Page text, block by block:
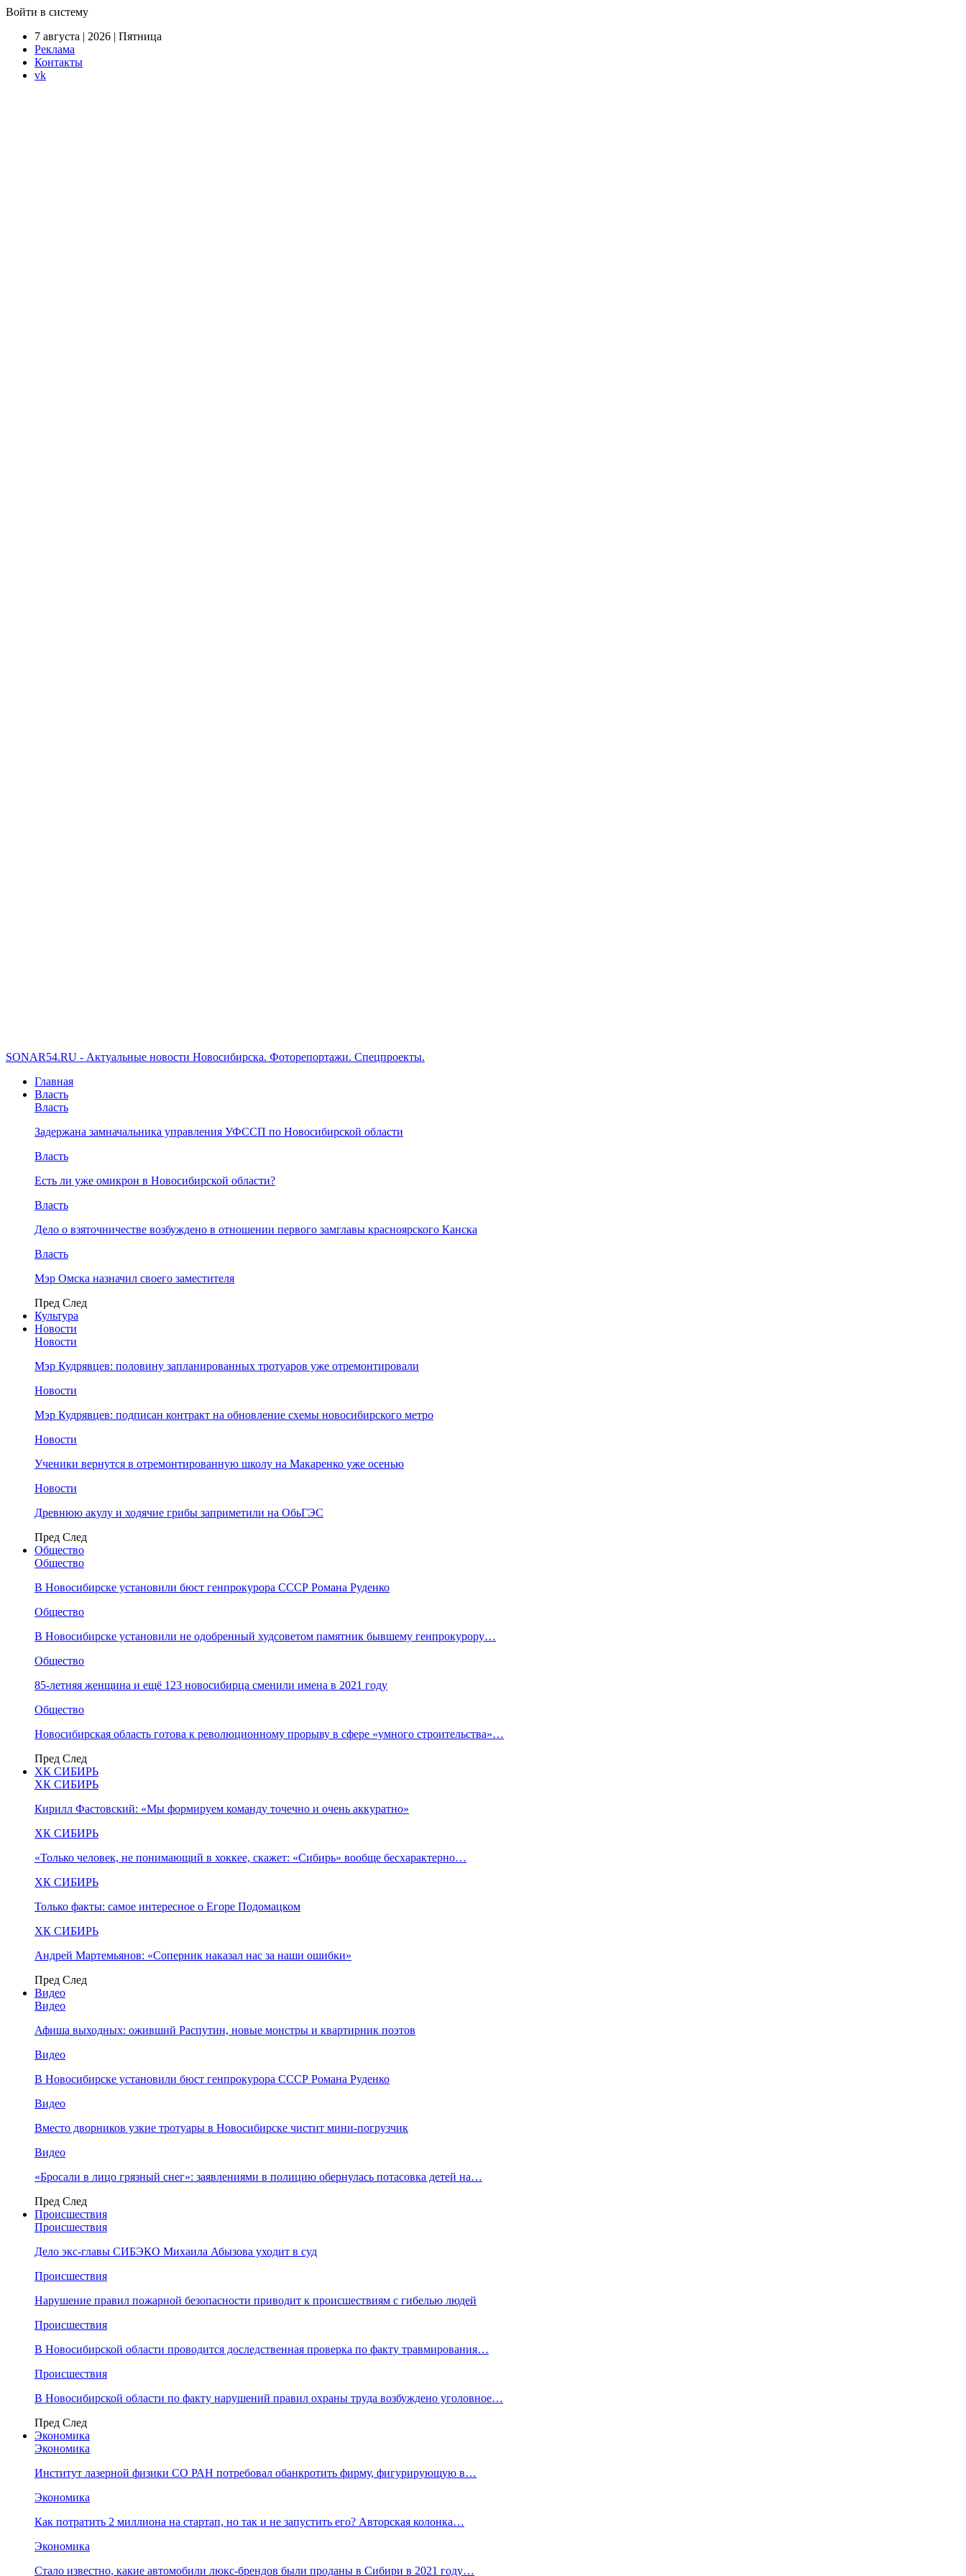
Войти в систему
7 августа | 2026 | Пятница
Реклама
Контакты
vk
SONAR54.RU - Актуальные новости Новосибирска. Фоторепортажи. Спецпроекты.
Главная
Власть
Власть
Задержана замначальника управления УФССП по Новосибирской области
Власть
Есть ли уже омикрон в Новосибирской области?
Власть
Дело о взяточничестве возбуждено в отношении первого замглавы красноярского Канска
Власть
Мэр Омска назначил своего заместителя
Пред След
Культура
Новости
Новости
Мэр Кудрявцев: половину запланированных тротуаров уже отремонтировали
Новости
Мэр Кудрявцев: подписан контракт на обновление схемы новосибирского метро
Новости
Ученики вернутся в отремонтированную школу на Макаренко уже осенью
Новости
Древнюю акулу и ходячие грибы заприметили на ОбьГЭС
Пред След
Общество
Общество
В Новосибирске установили бюст генпрокурора СССР Романа Руденко
Общество
В Новосибирске установили не одобренный худсоветом памятник бывшему генпрокурору…
Общество
85-летняя женщина и ещё 123 новосибирца сменили имена в 2021 году
Общество
Новосибирская область готова к революционному прорыву в сфере «умного строительства»…
Пред След
ХК СИБИРЬ
ХК СИБИРЬ
Кирилл Фастовский: «Мы формируем команду точечно и очень аккуратно»
ХК СИБИРЬ
«Только человек, не понимающий в хоккее, скажет: «Сибирь» вообще бесхарактерно…
ХК СИБИРЬ
Только факты: самое интересное о Егоре Подомацком
ХК СИБИРЬ
Андрей Мартемьянов: «Соперник наказал нас за наши ошибки»
Пред След
Видео
Видео
Афиша выходных: оживший Распутин, новые монстры и квартирник поэтов
Видео
В Новосибирске установили бюст генпрокурора СССР Романа Руденко
Видео
Вместо дворников узкие тротуары в Новосибирске чистит мини-погрузчик
Видео
«Бросали в лицо грязный снег»: заявлениями в полицию обернулась потасовка детей на…
Пред След
Происшествия
Происшествия
Дело экс-главы СИБЭКО Михаила Абызова уходит в суд
Происшествия
Нарушение правил пожарной безопасности приводит к происшествиям с гибелью людей
Происшествия
В Новосибирской области проводится доследственная проверка по факту травмирования…
Происшествия
В Новосибирской области по факту нарушений правил охраны труда возбуждено уголовное…
Пред След
Экономика
Экономика
Институт лазерной физики СО РАН потребовал обанкротить фирму, фигурирующую в…
Экономика
Как потратить 2 миллиона на стартап, но так и не запустить его? Авторская колонка…
Экономика
Стало известно, какие автомобили люкс-брендов были проданы в Сибири в 2021 году…